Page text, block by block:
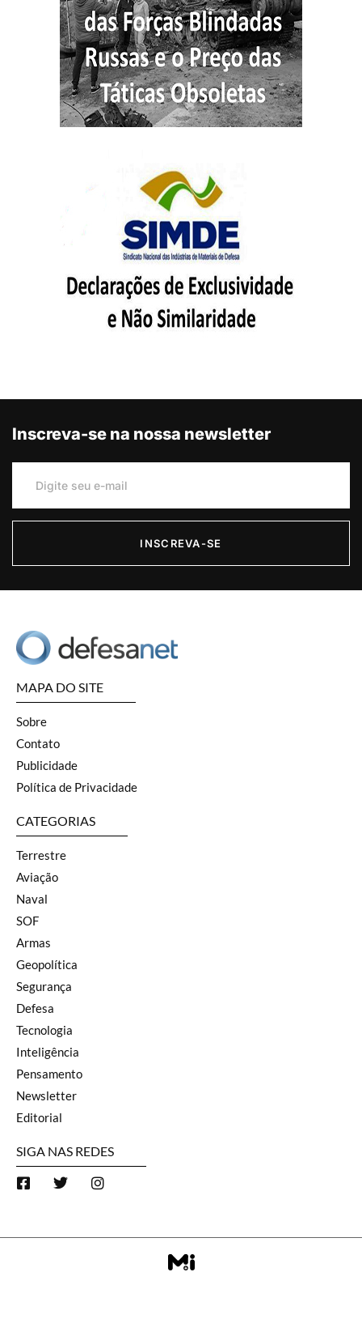
Inscreva-se na nossa newsletter
INSCREVA-SE
MAPA DO SITE
Sobre
Contato
Publicidade
Política de Privacidade
CATEGORIAS
Terrestre
Aviação
Naval
SOF
Armas
Geopolítica
Segurança
Defesa
Tecnologia
Inteligência
Pensamento
Newsletter
Editorial
SIGA NAS REDES